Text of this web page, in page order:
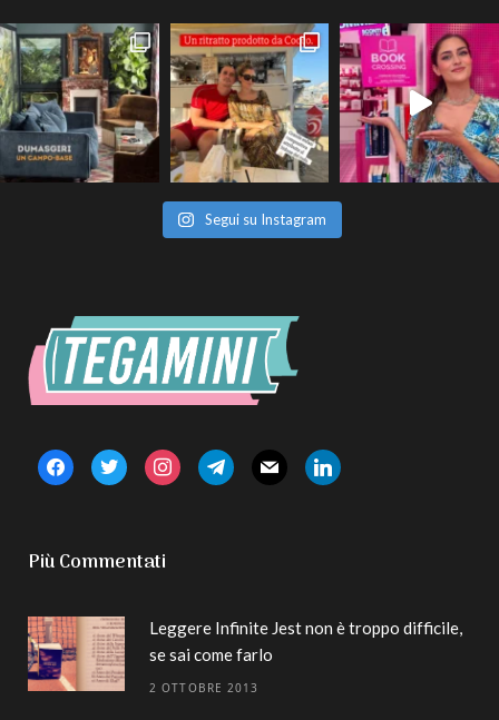
Segui su Instagram
facebooktwitter instagramtelegrammail linkedin
Più Commentati
Leggere Infinite Jest non è troppo difficile,
se sai come farlo
2 OTTOBRE 2013